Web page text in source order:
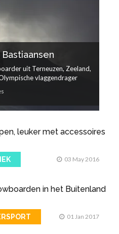
uit Terneuzen, Zeeland,
vlaggendrager
leuker met accessoires
03 May 2016
in het Buitenland
01 Jan 2017